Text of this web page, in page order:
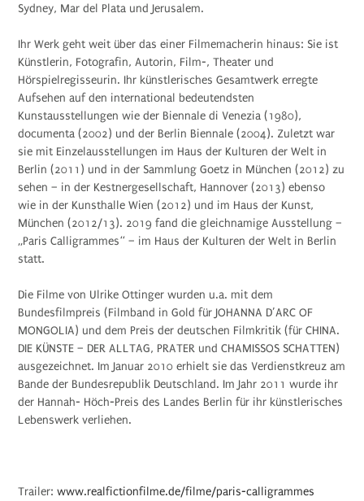
Sydney, Mar del Plata und Jerusalem.
Ihr Werk geht weit über das einer Filmemacherin hinaus: Sie ist
Künstlerin, Fotografin, Autorin, Film-, Theater und
Hörspielregisseurin. Ihr künstlerisches Gesamtwerk erregte
Aufsehen auf den international bedeutendsten
Kunstausstellungen wie der Biennale di Venezia (1980),
documenta (2002) und der Berlin Biennale (2004). Zuletzt war
sie mit Einzelausstellungen im Haus der Kulturen der Welt in
Berlin (2011) und in der Sammlung Goetz in München (2012) zu
sehen – in der Kestnergesellschaft, Hannover (2013) ebenso
wie in der Kunsthalle Wien (2012) und im Haus der Kunst,
München (2012/13). 2019 fand die gleichnamige Ausstellung –
„Paris Calligrammes“ – im Haus der Kulturen der Welt in Berlin
statt.
Die Filme von Ulrike Ottinger wurden u.a. mit dem
Bundesfilmpreis (Filmband in Gold für JOHANNA D’ARC OF
MONGOLIA) und dem Preis der deutschen Filmkritik (für CHINA.
DIE KÜNSTE – DER ALLTAG, PRATER und CHAMISSOS SCHATTEN)
ausgezeichnet. Im Januar 2010 erhielt sie das Verdienstkreuz am
Bande der Bundesrepublik Deutschland. Im Jahr 2011 wurde ihr
der Hannah- Höch-Preis des Landes Berlin für ihr künstlerisches
Lebenswerk verliehen.
Trailer:www.realfictionfilme.de/filme/paris-calligrammes